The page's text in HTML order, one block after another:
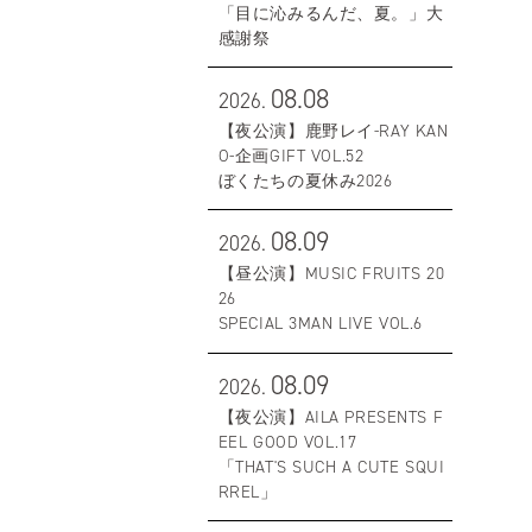
「目に沁みるんだ、夏。」大
感謝祭
2026. 08.08
【夜公演】鹿野レイ-RAY KAN
O-企画GIFT VOL.52
ぼくたちの夏休み2026
2026. 08.09
【昼公演】MUSIC FRUITS 20
26
SPECIAL 3MAN LIVE VOL.6
2026. 08.09
【夜公演】AILA PRESENTS F
EEL GOOD VOL.17
「THAT'S SUCH A CUTE SQUI
RREL」